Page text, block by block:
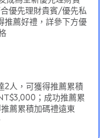
優先理財貴賓/優先私
推薦好禮，詳參下方優
2人，可獲得推薦累積
；成功推薦累
薦累積加碼禮遠東